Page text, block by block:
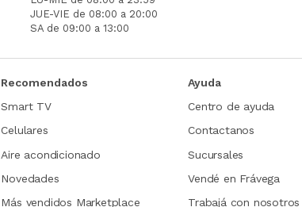
JUE-VIE de 08:00 a 20:00
SA de 09:00 a 13:00
Recomendados
Smart TV
Celulares
Aire acondicionado
Novedades
Más vendidos Marketplace
Ayuda
Centro de ayuda
Contactanos
Sucursales
Vendé en Frávega
Trabajá con nosotros